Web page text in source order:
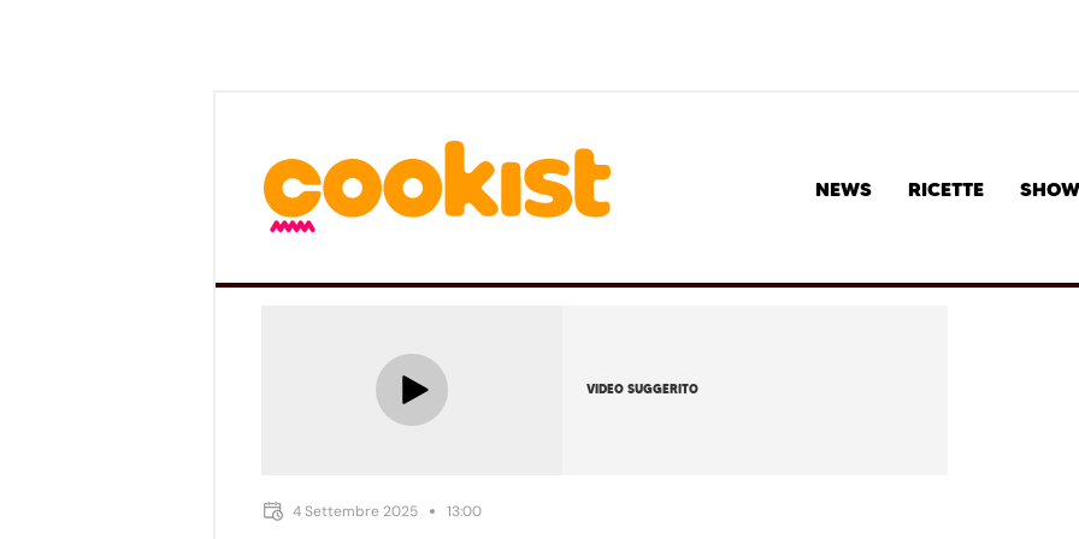
NEWS RICETTE SHOW
VIDEO SUGGERITO
4 Settembre 2025 13:00